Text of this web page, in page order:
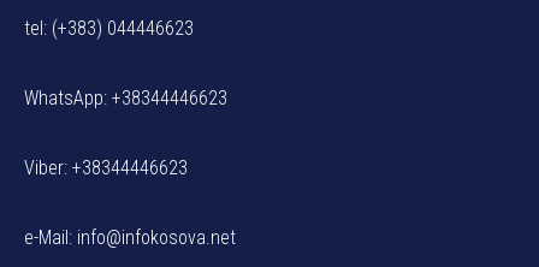
tel: (+383) 044446623
WhatsApp: +38344446623
Viber: +38344446623
e-Mail: info@infokosova.net